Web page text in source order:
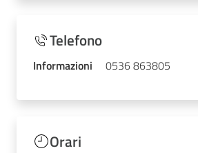
Telefono
Informazioni 0536 863805
Orari